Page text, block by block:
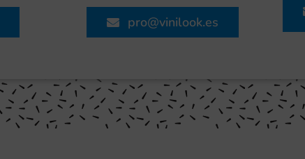
pro@vinilook.es